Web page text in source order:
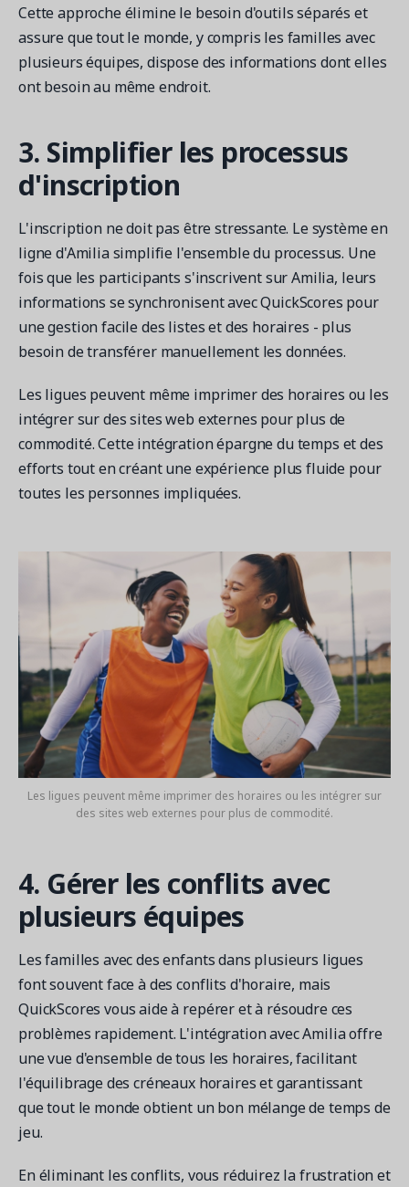
Cette approche élimine le besoin d'outils séparés et
assure que tout le monde, y compris les familles avec
plusieurs équipes, dispose des informations dont elles
ont besoin au même endroit.
3. Simplifier les processus
d'inscription
L'inscription ne doit pas être stressante. Le système en
ligne d'Amilia simplifie l'ensemble du processus. Une
fois que les participants s'inscrivent sur Amilia, leurs
informations se synchronisent avec QuickScores pour
une gestion facile des listes et des horaires - plus
besoin de transférer manuellement les données.
Les ligues peuvent même imprimer des horaires ou les
intégrer sur des sites web externes pour plus de
commodité. Cette intégration épargne du temps et des
efforts tout en créant une expérience plus fluide pour
toutes les personnes impliquées.
Les ligues peuvent même imprimer des horaires ou les intégrer sur
des sites web externes pour plus de commodité.
4. Gérer les conflits avec
plusieurs équipes
Les familles avec des enfants dans plusieurs ligues
font souvent face à des conflits d'horaire, mais
QuickScores vous aide à repérer et à résoudre ces
problèmes rapidement. L'intégration avec Amilia offre
une vue d'ensemble de tous les horaires, facilitant
l'équilibrage des créneaux horaires et garantissant
que tout le monde obtient un bon mélange de temps de
jeu.
En éliminant les conflits, vous réduirez la frustration et